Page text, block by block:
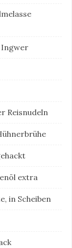
Ingwer
Reisnudeln
extra
in Scheiben